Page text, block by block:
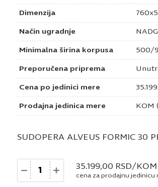
Dimenzija
Način ugradnje
Minimalna širina korpusa 500/
Preporučena priprema
Cena po jedinici mere
Prodajna jedinica mere KOM
SUDOPERA ALVEUS FORMIC 30
Količina 35.199,00 RSD/KOM
cena za prodajnu jedinicu